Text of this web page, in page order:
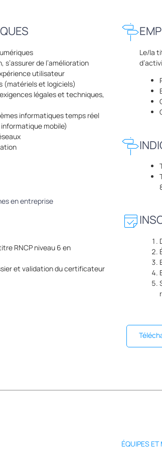
s’assurer de l’amélioration
utilisateur
(matériels et logiciels)
légales et techniques,
informatiques temps réel
mobile)
en entreprise
RNCP niveau 6 en
et validation du certificateur
Le/la
ÉQUIPES